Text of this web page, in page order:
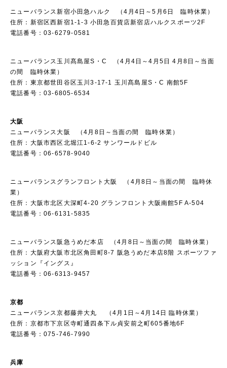
ニューバランス新宿小田急ハルク （4月4日～5月6日 臨時休業）
住所：新宿区西新宿1-1-3 小田急百貨店新宿店ハルクスポーツ2F
電話番号：03-6279-0581
ニューバランス玉川髙島屋S・C （4月4日～4月5日 4月8日～当面
の間 臨時休業）
住所：東京都世田谷区玉川3-17-1 玉川髙島屋S・C 南館5F
電話番号：03-6805-6534
大阪
ニューバランス大阪 （4月8日～当面の間 臨時休業）
住所：大阪市西区北堀江1-6-2 サンワールドビル
電話番号：06-6578-9040
ニューバランスグランフロント大阪 （4月8日～当面の間 臨時休
業）
住所：大阪市北区大深町4-20 グランフロント大阪南館5F A-504
電話番号：06-6131-5835
ニューバランス阪急うめだ本店 （4月8日～当面の間 臨時休業）
住所：大阪府大阪市北区角田町8-7 阪急うめだ本店8階 スポーツファ
ッション『イングス』
電話番号：06-6313-9457
京都
ニューバランス京都藤井大丸 （4月1日～4月14日 臨時休業）
住所：京都市下京区寺町通四条下ル貞安前之町605番地6F
電話番号：075-746-7990
兵庫